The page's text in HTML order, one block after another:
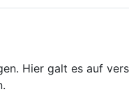
Hier galt es auf